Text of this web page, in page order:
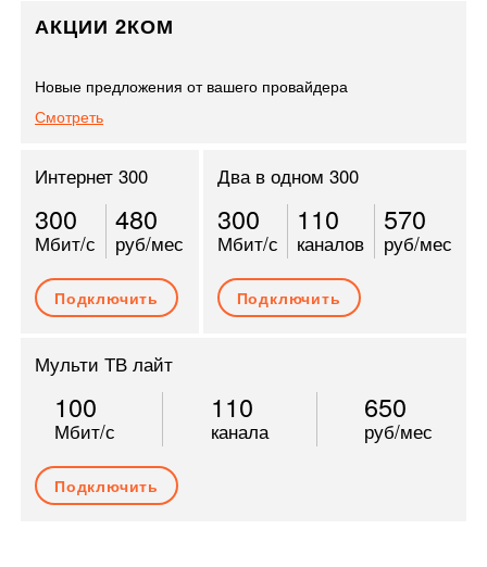
АКЦИИ 2КОМ
Новые предложения от вашего провайдера
Смотреть
Интернет 300
300
Мбит/с
480
руб/мес
Подключить
Два в одном 300
300
Мбит/с
110
каналов
570
руб/мес
Подключить
Мульти ТВ лайт
100
Мбит/с
110
канала
650
руб/мес
Подключить